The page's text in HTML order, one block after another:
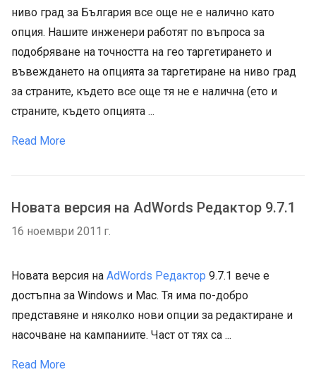
ниво град за България все още не е налично като
опция. Нашите инженери работят по въпроса за
подобряване на точността на гео таргетирането и
въвеждането на опцията за таргетиране на ниво град
за страните, където все още тя не е налична (ето и
страните, където опцията ...
Read More
Новата версия на AdWords Редактор 9.7.1
16 ноември 2011 г.
Новата версия на AdWords Редактор 9.7.1 вече е
достъпна за Windows и Mac. Тя има по-добро
представяне и няколко нови опции за редактиране и
насочване на кампаниите. Част от тях са ...
Read More